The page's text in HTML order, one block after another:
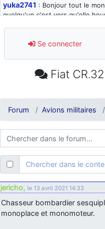
yuka2741 : Bonjour tout le
quelqu'un c'est vers qu'elle
d9pouces: désolé pour les
jours : je teste des méthodes
: Super, la nouvelle
comprendre
d9pouces: ouakamois > si tu
bien sûr que oui !
je suis un avion@,._,+:
moi et quelques avions n'ont
ouakamois: Bonjourà toutes
quelques images du Pays
d9pouces: Malheureusement
Se connecter
Fiat
Forum Avions militaires
Chercher dans le
jericho, le 13 avril 2021 14:33
Chasseur bombardier
monoplace et monomoteur.